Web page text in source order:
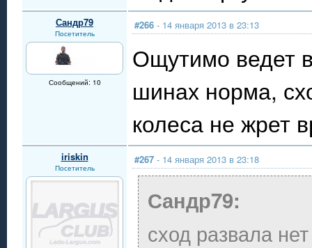
Сандр79
Посетитель
Сообщений: 10
#266 - 14 января 2013 в 23:13
Ощутимо ведет
шинах норма,
колеса не жрет
iriskin
Посетитель
#267 - 14 января 2013 в 23:18
Сандр79:
сход развала